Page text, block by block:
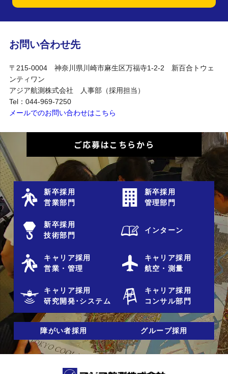
お問い合わせ先
〒215-0004 神奈川県川崎市麻生区万福寺1-2-2 新百合トウェ
ンティワン
アジア航測株式会社 人事部（採用担当）
Tel：044-969-7250
メールでのお問い合わせはこちら
ご応募はこちらから
新卒採用
営業部門
新卒採用
管理部門
新卒採用
技術部門
インターン
キャリア採用
営業・管理
キャリア採用
航空・測量
キャリア採用
研究開発･システム
キャリア採用
コンサル部門
障がい者採用 グループ採用